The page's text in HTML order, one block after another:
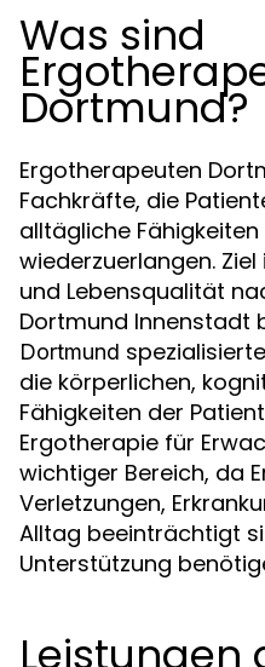
Was sind
Dortmund?
Ergotherapeuten
Fachkräfte, die
alltägliche
wiederzuerlangen.
und Lebensqualität
Dortmund Innenstadt
Dortmund
die körperlichen,
Fähigkeiten der
Ergotherapie für
wichtiger Bereich, da
Verletzungen,
Alltag beeinträchtigt
Unterstützung
Leistungen